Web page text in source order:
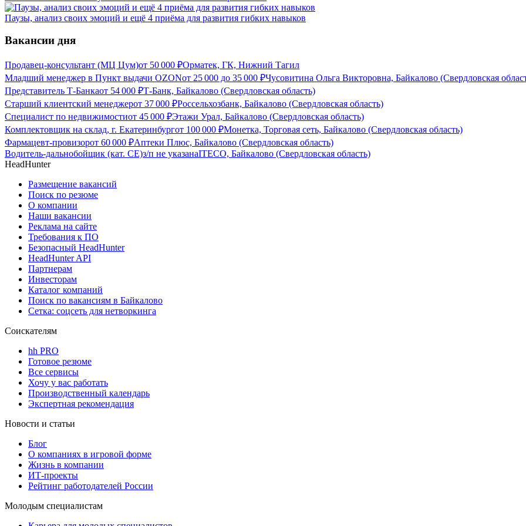
Паузы, анализ своих эмоций и ещё 4 приёма для развития гибких навыков
Вакансии дня
Продавец-консультант (МЦ Цум)от 50 000 ₽Орматек, ГК, Нижний Тагил
Младший менеджер в Пункт выдачи OZONот 25 000 до 35 000 ₽Чусовитина Ольга Викторовна, Байкалово (Свердловская
Представитель Т-Банкаот 54 000 ₽Т-Банк, Байкалово (Свердловская область)
Старший клиентский менеджерот 37 000 ₽Россельхозбанк, Байкалово (Свердловская область)
Специалист по недвижимостиот 45 000 ₽Этажи Урал, Байкалово (Свердловская область)
Комплектовщик на склад, г. Екатеринбургот 100 000 ₽Монетка, Торговая сеть, Байкалово (Свердловская область)
Фармацевт-провизорот 60 000 ₽Аптеки Плюс, Байкалово (Свердловская область)
Водитель-дальнобойщик (кат. CE)з/п не указанаITECO, Байкалово (Свердловская область)
HeadHunter
Размещение вакансий
Поиск по резюме
О компании
Наши вакансии
Реклама на сайте
Требования к ПО
Безопасный HeadHunter
HeadHunter API
Партнерам
Инвесторам
Каталог компаний
Поиск по вакансиям в Байкалово
Сетка: соцсеть для нетворкинга
Соискателям
hh PRO
Готовое резюме
Все сервисы
Хочу у вас работать
Производственный календарь
Экспертная рекомендация
Новости и статьи
Блог
О компаниях в игровой форме
Жизнь в компании
ИТ-проекты
Рейтинг работодателей России
Молодым специалистам